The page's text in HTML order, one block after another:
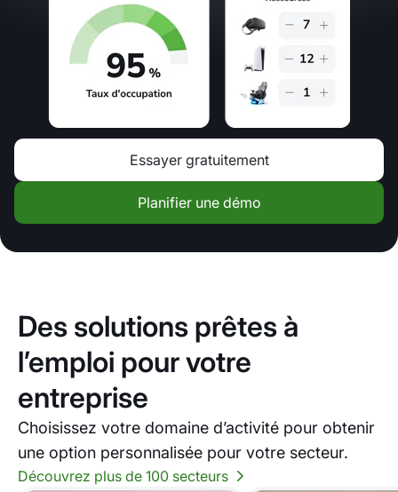
Essayer gratuitement
Planifier une démo
Des solutions prêtes à
l’emploi pour votre
entreprise
Choisissez votre domaine d’activité pour obtenir
une option personnalisée pour votre secteur.
Découvrez plus de 100 secteurs